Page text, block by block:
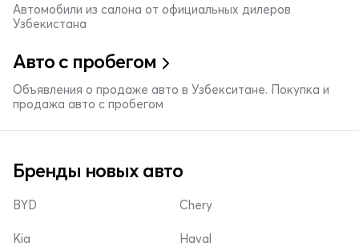
Автомобили из салона от официальных дилеров
Узбекистана
Авто с пробегом
Объявления о продаже авто в Узбекситане. Покупка и
продажа авто с пробегом
Бренды новых авто
BYD
Kia
Chery
Haval